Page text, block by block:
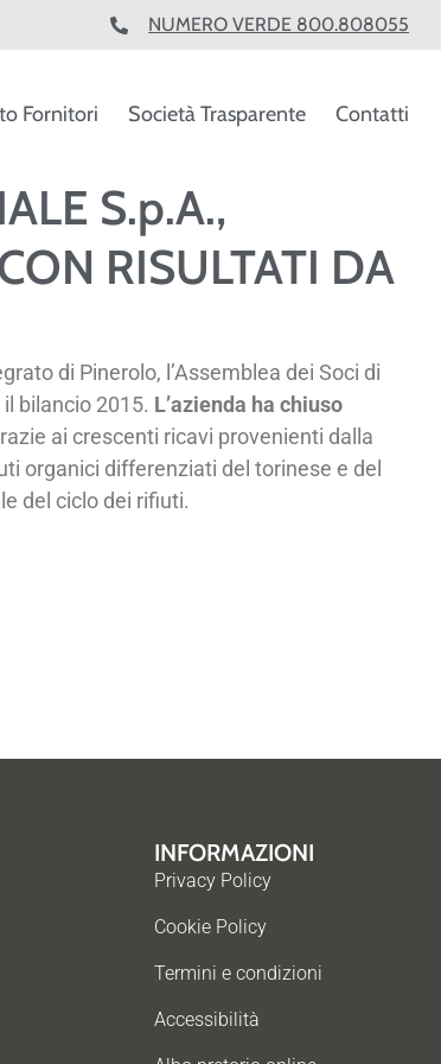
NUMERO VERDE 800.808055
Fornitori Società Trasparente Contatti
S.p.A.,
RISULTATI DA
di Pinerolo, l’Assemblea dei Soci di
bilancio 2015. L’azienda ha chiuso
ai crescenti ricavi provenienti dalla
organici differenziati del torinese e del
del ciclo dei rifiuti.
INFORMAZIONI
Privacy Policy
Cookie Policy
Termini e condizioni
Accessibilità